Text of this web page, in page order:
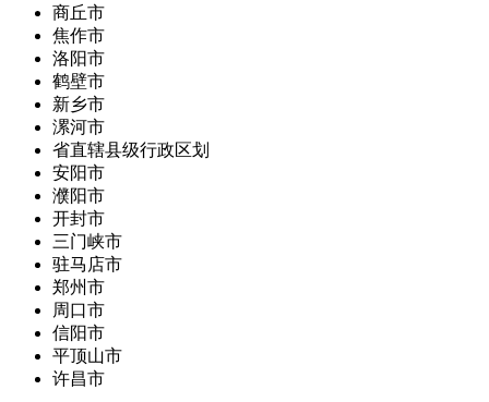
商丘市
焦作市
洛阳市
鹤壁市
新乡市
漯河市
省直辖县级行政区划
安阳市
濮阳市
开封市
三门峡市
驻马店市
郑州市
周口市
信阳市
平顶山市
许昌市